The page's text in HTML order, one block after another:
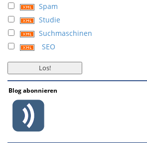
Spam
Studie
Suchmaschinen
SEO
Blog abonnieren